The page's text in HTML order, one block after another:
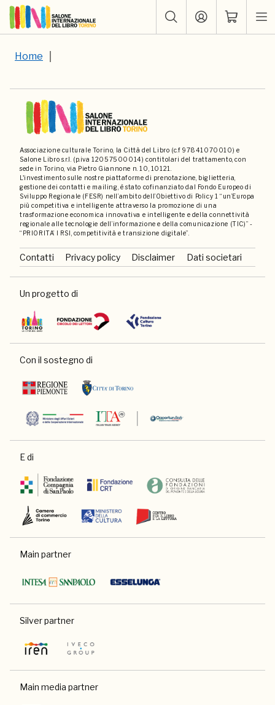
Home
Associazione culturale Torino, la Città del Libro (c.f 97841070010) e
Salone Libro s.r.l. (p.iva 12057500014) contitolari del trattamento, con
sede in Torino, via Pietro Giannone n. 10, 10121.
L'investimento sulle nostre piattaforme di prenotazione, biglietteria,
gestione dei contatti e mailing, è stato cofinanziato dal Fondo Europeo di
Sviluppo Regionale (FESR) nell’ambito dell’Obiettivo di Policy 1 “un’Europa
più competitiva e intelligente attraverso la promozione di una
trasformazione economica innovativa e intelligente e della connettività
regionale alle tecnologie dell’informazione e della comunicazione (TIC)” -
“PRIORITA’ I RSI, competitività e transizione digitale”.
Contatti Privacy policy Disclaimer Dati societari
Un progetto di
Con il sostegno di
E di
Main partner
Silver partner
Main media partner